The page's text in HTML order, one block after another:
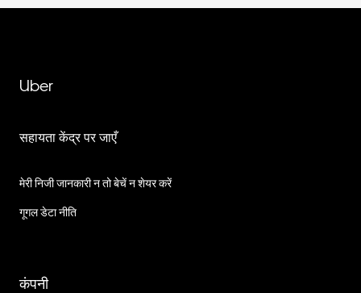
Uber
सहायता केंद्र पर जाएँ
मेरी निजी जानकारी न तो बेचें न शेयर करें
गूगल डेटा नीति
कंपनी